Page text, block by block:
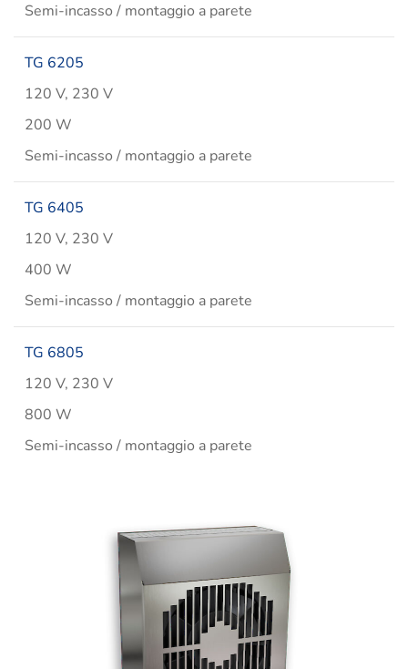
Semi-incasso / montaggio a parete
TG 6205
120 V, 230 V
200 W
Semi-incasso / montaggio a parete
TG 6405
120 V, 230 V
400 W
Semi-incasso / montaggio a parete
TG 6805
120 V, 230 V
800 W
Semi-incasso / montaggio a parete